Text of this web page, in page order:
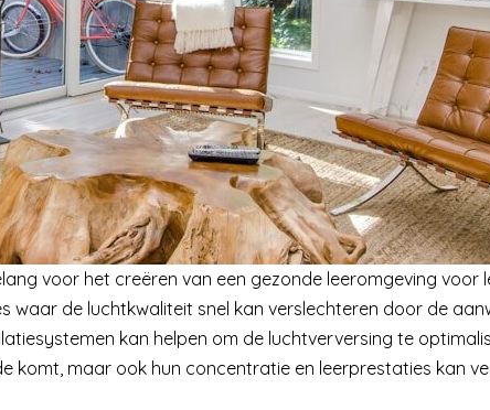
voor het creëren van een gezonde leeromgeving voor
waar de luchtkwaliteit snel kan verslechteren door de
kan helpen om de luchtverversing te
komt, maar ook hun concentratie en leerprestaties kan